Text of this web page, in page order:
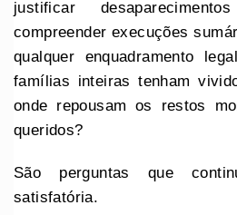
justificar
compreender execuções
qualquer enquadramento
famílias inteiras tenham
onde repousam os restos
queridos?
São perguntas que
satisfatória.